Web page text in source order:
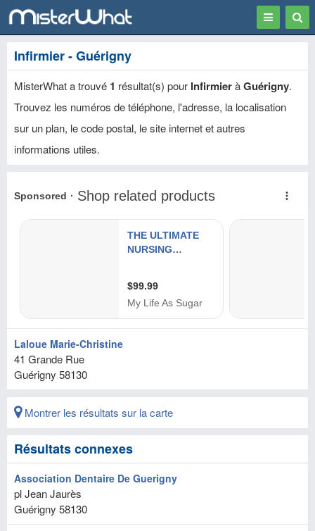
Toggle
Infirmier - Guérigny
MisterWhat a trouvé 1 résultat(s) pour InfirmieràGuérigny.
Trouvez les numéros de téléphone, l'adresse, la localisation
sur un plan, le code postal, le site internet et autres
informations utiles.
Laloue Marie-Christine
41 Grande Rue
Guérigny 58130
Montrer les résultats sur la carte
Résultats connexes
Association Dentaire De Guerigny
pl Jean Jaurès
Guérigny 58130